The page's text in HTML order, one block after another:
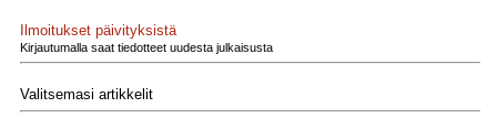
Ilmoitukset päivityksistä
Kirjautumalla saat tiedotteet uudesta julkaisusta
Valitsemasi artikkelit